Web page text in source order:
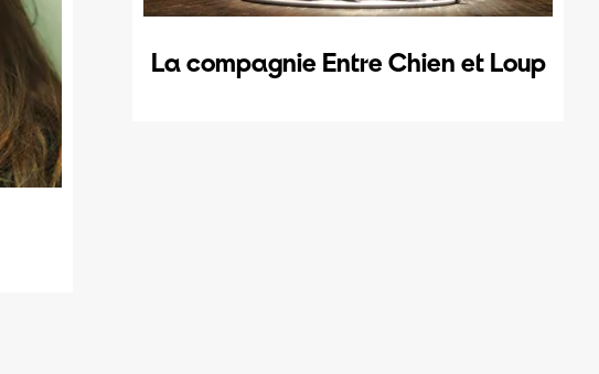
La compagnie Entre Chien et Loup